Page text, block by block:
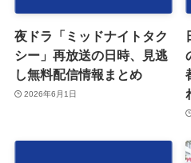
夜ドラ「ミッドナイトタク
シー」再放送の日時、見逃
し無料配信情報まとめ
2026年6月1日